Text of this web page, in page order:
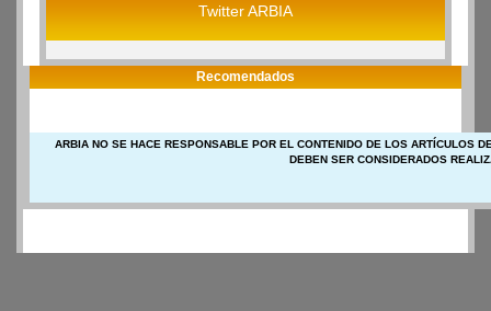
Twitter ARBIA
Recomendados
ARBIA NO SE HACE RESPONSABLE POR EL CONTENIDO DE LOS ARTÍCULOS
DEBEN SER CONSIDERADOS